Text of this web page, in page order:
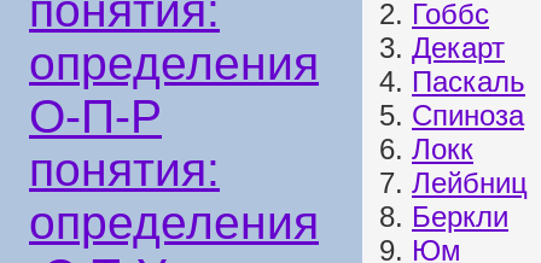
определения
О-П-Р
понятия:
определения
2. Гоббс
3. Декарт
4. Паскаль
5. Спиноза
6. Локк
7. Лейбниц
8. Беркли
9. Юм